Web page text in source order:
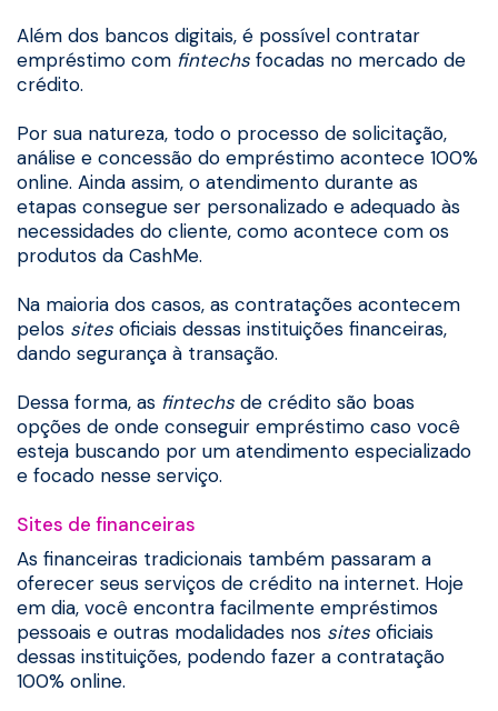
Além dos bancos digitais, é possível contratar
empréstimo com fintechs focadas no mercado de
crédito.
Por sua natureza, todo o processo de solicitação,
análise e concessão do empréstimo acontece 100%
online. Ainda assim, o atendimento durante as
etapas consegue ser personalizado e adequado às
necessidades do cliente, como acontece com os
produtos da CashMe.
Na maioria dos casos, as contratações acontecem
pelos sites oficiais dessas instituições financeiras,
dando segurança à transação.
Dessa forma, as fintechs de crédito são boas
opções de onde conseguir empréstimo caso você
esteja buscando por um atendimento especializado
e focado nesse serviço.
Sites de financeiras
As financeiras tradicionais também passaram a
oferecer seus serviços de crédito na internet. Hoje
em dia, você encontra facilmente empréstimos
pessoais e outras modalidades nos sites oficiais
dessas instituições, podendo fazer a contratação
100% online.